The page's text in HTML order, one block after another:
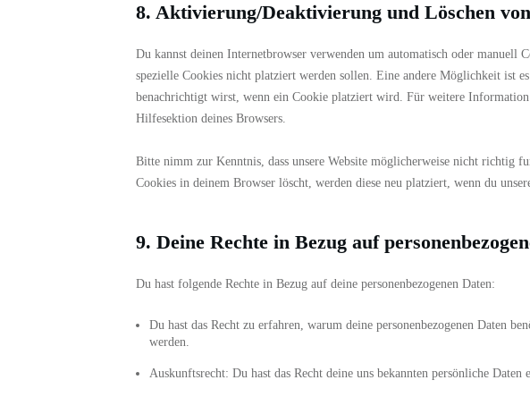
8. Aktivierung/Deaktivierung und Löschen
Du kannst deinen Internetbrowser verwenden um automatisch oder manuell
spezielle Cookies nicht platziert werden sollen. Eine andere Möglichkeit ist
benachrichtigt wirst, wenn ein Cookie platziert wird. Für weitere
Hilfesektion deines Browsers.
Bitte nimm zur Kenntnis, dass unsere Website möglicherweise nicht richtig
Cookies in deinem Browser löscht, werden diese neu platziert, wenn du
9. Deine Rechte in Bezug auf
Du hast folgende Rechte in Bezug auf deine personenbezogenen Daten:
Du hast das Recht zu erfahren, warum deine personenbezogenen Daten
werden.
Auskunftsrecht: Du hast das Recht deine uns bekannten persönliche Daten